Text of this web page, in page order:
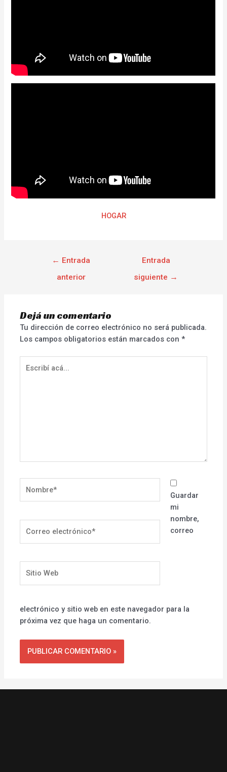
HOGAR
← Entrada
anterior
Entrada
siguiente →
Dejá un comentario
Tu dirección de correo electrónico no será publicada.
Los campos obligatorios están marcados con*
acá...
electrónico*
Web
Guardar
mi
nombre,
correo
electrónico y sitio web en este navegador para la
próxima vez que haga un comentario.